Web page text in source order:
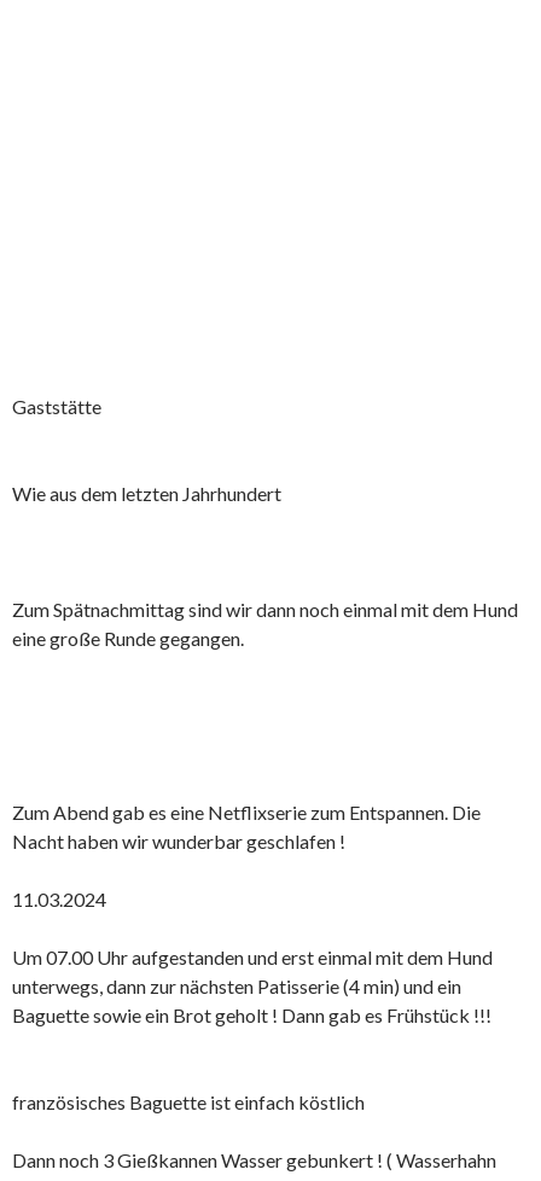
Gaststätte
Wie aus dem letzten Jahrhundert
Zum Spätnachmittag sind wir dann noch einmal mit dem Hund
eine große Runde gegangen.
Zum Abend gab es eine Netflixserie zum Entspannen. Die
Nacht haben wir wunderbar geschlafen !
11.03.2024
Um 07.00 Uhr aufgestanden und erst einmal mit dem Hund
unterwegs, dann zur nächsten Patisserie (4 min) und ein
Baguette sowie ein Brot geholt ! Dann gab es Frühstück !!!
französisches Baguette ist einfach köstlich
Dann noch 3 Gießkannen Wasser gebunkert ! ( Wasserhahn